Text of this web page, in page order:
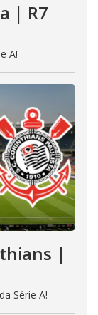
| R7
A!
|
Série A!